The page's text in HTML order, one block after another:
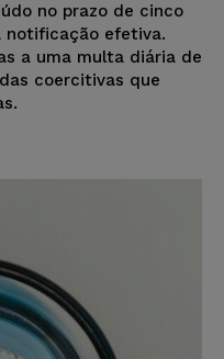
no prazo de cinco
efetiva.
a uma multa diária de
coercitivas que